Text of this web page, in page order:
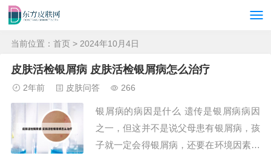
当前位置： 首页 > 2024年10月4日
皮肤活检银屑病 皮肤活检银屑病怎么治疗
2年前 皮肤问答 266
银屑病的病因是什么 遗传是银屑病病因
之一，但这并不是说父母患有银屑病，孩
子就一定会得银屑病，还要在环境因素的